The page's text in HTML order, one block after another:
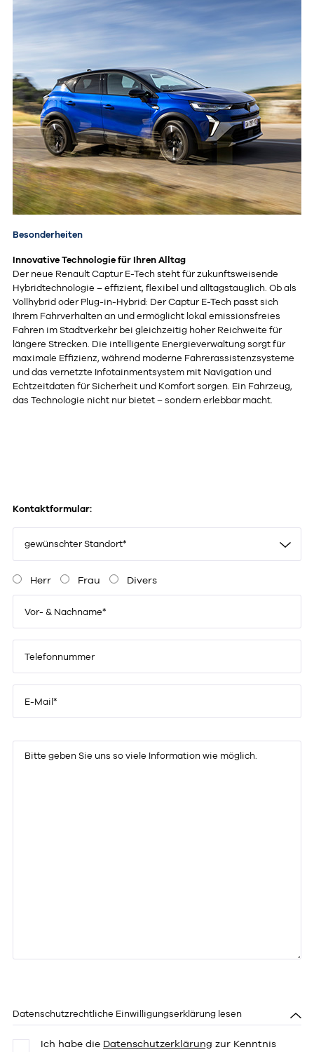
Besonderheiten
Innovative Technologie für Ihren Alltag
Der neue Renault Captur E-Tech steht für zukunftsweisende
Hybridtechnologie – effizient, flexibel und alltagstauglich. Ob als
Vollhybrid oder Plug-in-Hybrid: Der Captur E-Tech passt sich
Ihrem Fahrverhalten an und ermöglicht lokal emissionsfreies
Fahren im Stadtverkehr bei gleichzeitig hoher Reichweite für
längere Strecken. Die intelligente Energieverwaltung sorgt für
maximale Effizienz, während moderne Fahrerassistenzsysteme
und das vernetzte Infotainmentsystem mit Navigation und
Echtzeitdaten für Sicherheit und Komfort sorgen. Ein Fahrzeug,
das Technologie nicht nur bietet – sondern erlebbar macht.
Kontaktformular:
gewünschter Standort*
Herr Frau Divers
Datenschutzrechtliche Einwilligungserklärung lesen
Ich habe die Datenschutzerklärung zur Kenntnis